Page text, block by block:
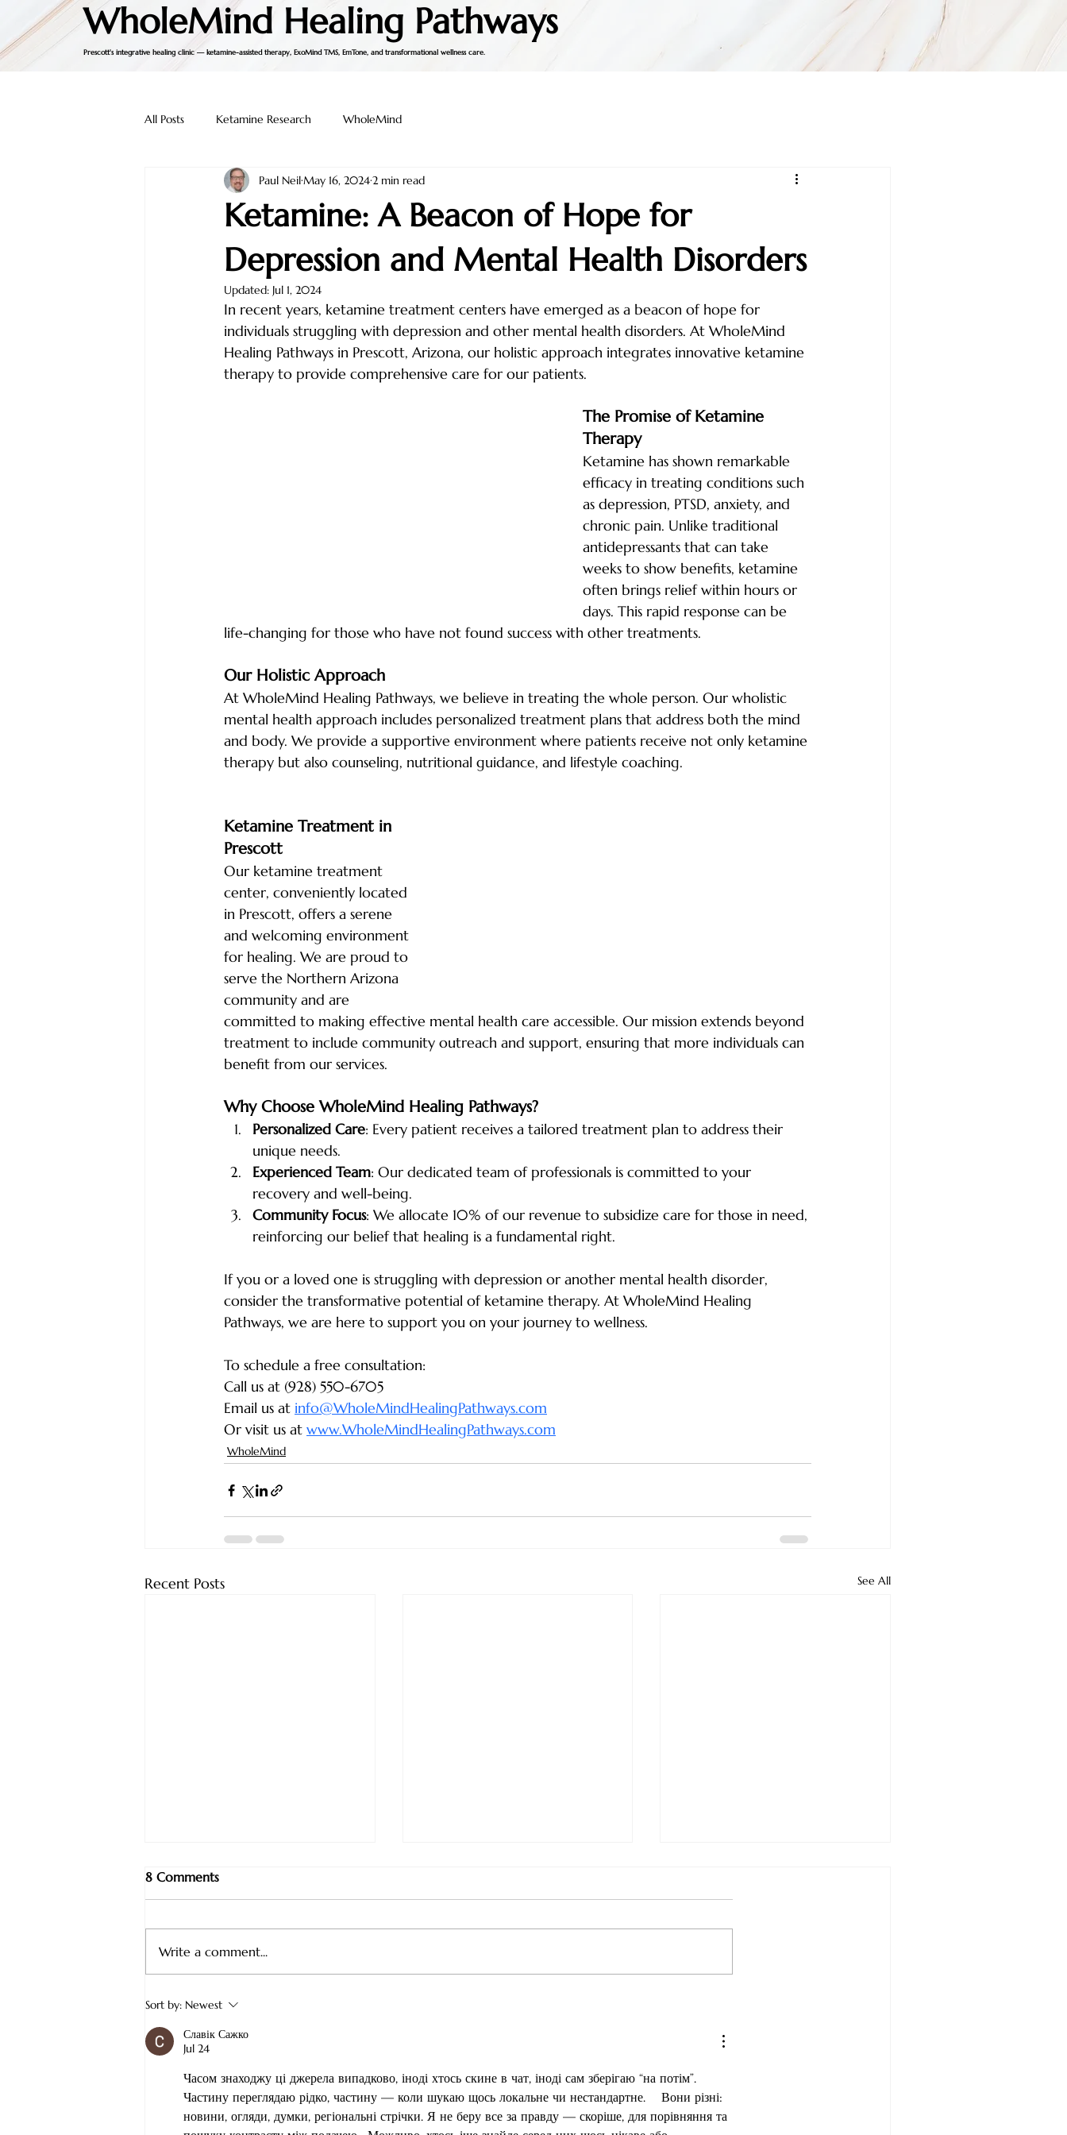
WholeMind Healing Pathways
Prescott's integrative healing clinic — ketamine-assisted therapy, ExoMind TMS, EmTone, and transformational wellness care.
All Posts Ketamine Research WholeMind
Ketamine: A Beacon of Hope for
Depression and Mental Health Disorders
Paul Neil May 16, 20242 min read
Updated: Jul 1, 2024
In recent years, ketamine treatment centers have emerged as a beacon of hope for
individuals struggling with depression and other mental health disorders. At WholeMind
Healing Pathways in Prescott, Arizona, our holistic approach integrates innovative ketamine
therapy to provide comprehensive care for our patients.
The Promise of Ketamine
Therapy
Ketamine has shown remarkable
efficacy in treating conditions such
as depression, PTSD, anxiety, and
chronic pain. Unlike traditional
antidepressants that can take
weeks to show benefits, ketamine
often brings relief within hours or
days. This rapid response can be
life-changing for those who have not found success with other treatments.
Our Holistic Approach
At WholeMind Healing Pathways, we believe in treating the whole person. Our wholistic
mental health approach includes personalized treatment plans that address both the mind
and body. We provide a supportive environment where patients receive not only ketamine
therapy but also counseling, nutritional guidance, and lifestyle coaching.
Ketamine Treatment in
Prescott
Our ketamine treatment
center, conveniently located
in Prescott, offers a serene
and welcoming environment
for healing. We are proud to
serve the Northern Arizona
community and are
committed to making effective mental health care accessible. Our mission extends beyond
treatment to include community outreach and support, ensuring that more individuals can
benefit from our services.
Why Choose WholeMind Healing Pathways?
Personalized Care: Every patient receives a tailored treatment plan to address their
unique needs.
Experienced Team: Our dedicated team of professionals is committed to your
recovery and well-being.
Community Focus: We allocate 10% of our revenue to subsidize care for those in need,
reinforcing our belief that healing is a fundamental right.
If you or a loved one is struggling with depression or another mental health disorder,
consider the transformative potential of ketamine therapy. At WholeMind Healing
Pathways, we are here to support you on your journey to wellness.
To schedule a free consultation:
Call us at (928) 550-6705
Email us at info@WholeMindHealingPathways.com
Or visit us at www.WholeMindHealingPathways.com
WholeMind
Recent Posts See All
5 Signs You Might Be Ready
for a Deeper Level of Healing
Arizona Residents
8 Comments
Write a comment...
Sort by: Newest
Славік Сажко
Jul 24
Часом знаходжу ці джерела випадково, іноді хтось скине в чат, іноді сам зберігаю “на потім”.
Частину переглядаю рідко, частину — коли шукаю щось локальне чи нестандартне.    Вони різні:
новини, огляди, думки, регіональні стрічки. Я не беру все за правду — скоріше, для порівняння та